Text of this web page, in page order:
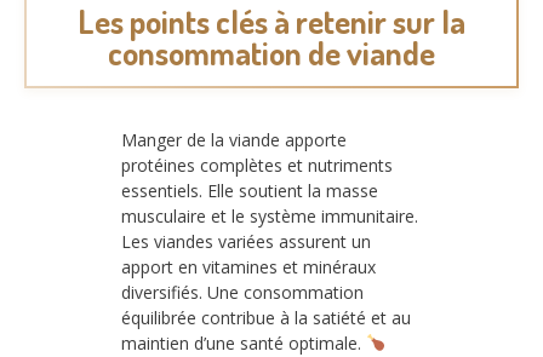
Les points clés à retenir sur la
consommation de viande
Manger de la viande apporte
protéines complètes et nutriments
essentiels. Elle soutient la masse
musculaire et le système immunitaire.
Les viandes variées assurent un
apport en vitamines et minéraux
diversifiés. Une consommation
équilibrée contribue à la satiété et au
maintien d’une santé optimale.